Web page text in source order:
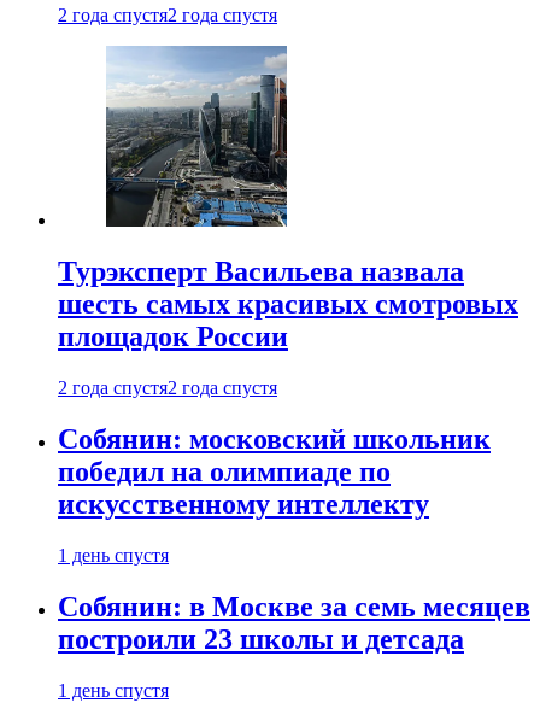
2 года спустя2 года спустя
Турэксперт Васильева назвала
шесть самых красивых смотровых
площадок России
2 года спустя2 года спустя
Собянин: московский школьник
победил на олимпиаде по
искусственному интеллекту
1 день спустя
Собянин: в Москве за семь месяцев
построили 23 школы и детсада
1 день спустя